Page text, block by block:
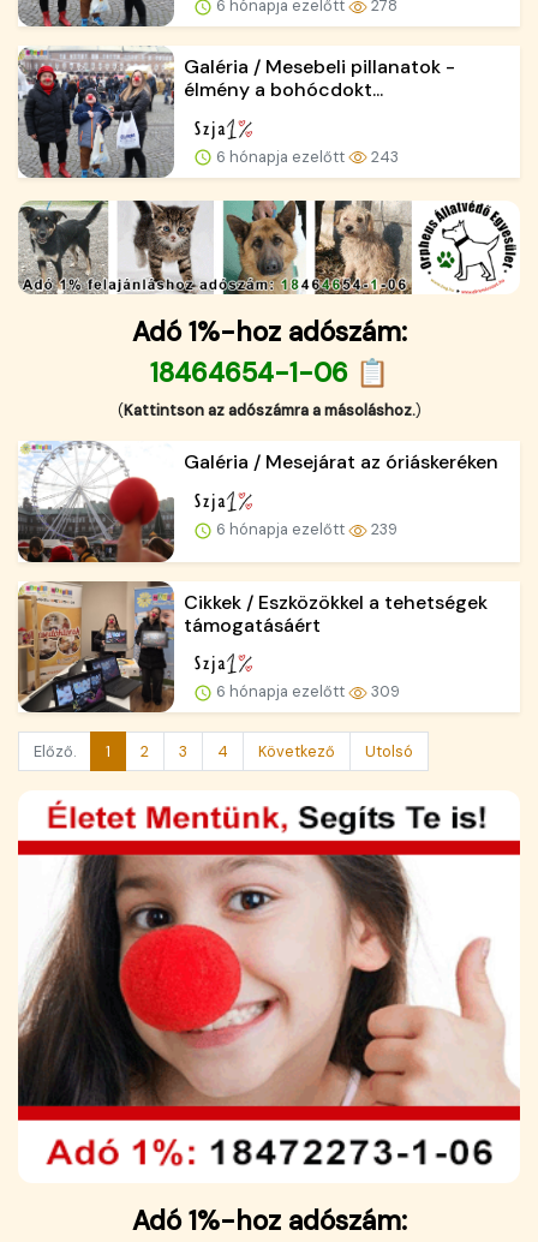
6 hónapja ezelőtt 278
Galéria / Mesebeli pillanatok -
élmény a bohócdokt...
6 hónapja ezelőtt 243
Adó 1%-hoz adószám:
18464654-1-06 📋
(Kattintson az adószámra a másoláshoz.)
Galéria / Mesejárat az óriáskeréken
6 hónapja ezelőtt 239
Cikkek / Eszközökkel a tehetségek
támogatásáért
6 hónapja ezelőtt 309
Előző. 1 2 3 4 Következő Utolsó
Adó 1%-hoz adószám: